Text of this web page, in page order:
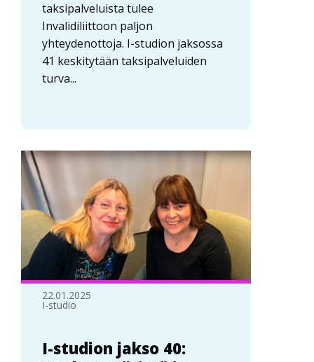
taksipalveluista tulee
Invalidiliittoon paljon
yhteydenottoja. I-studion jaksossa
41 keskitytään taksipalveluiden
turva...
22.01.2025
I-studio
I-studion jakso 40: